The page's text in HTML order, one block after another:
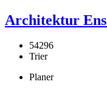
Architektur
54296
Trier
Planer